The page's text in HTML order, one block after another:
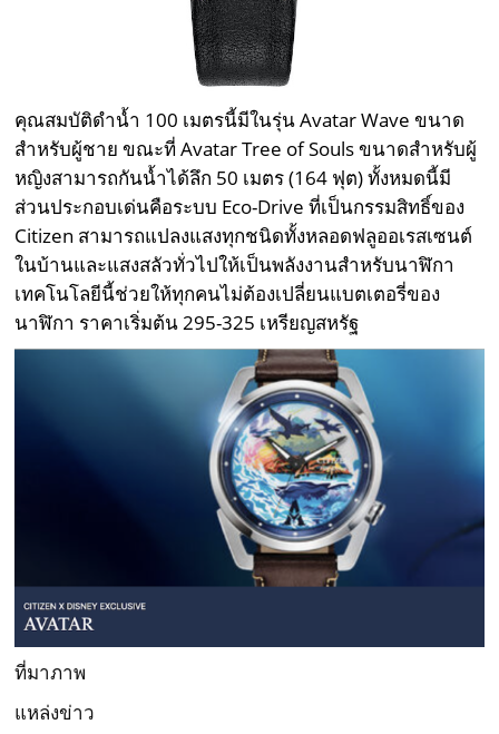
คุณสมบัติดำน้ำ 100 เมตรนี้มีในรุ่น Avatar Wave ขนาด
สำหรับผู้ชาย ขณะที่ Avatar Tree of Souls ขนาดสำหรับผู้
หญิงสามารถกันน้ำได้ลึก 50 เมตร (164 ฟุต) ทั้งหมดนี้มี
ส่วนประกอบเด่นคือระบบ Eco-Drive ที่เป็นกรรมสิทธิ์ของ
Citizen สามารถแปลงแสงทุกชนิดทั้งหลอดฟลูออเรสเซนต์
ในบ้านและแสงสลัวทั่วไปให้เป็นพลังงานสำหรับนาฬิกา
เทคโนโลยีนี้ช่วยให้ทุกคนไม่ต้องเปลี่ยนแบตเตอรี่ของ
นาฬิกา ราคาเริ่มต้น 295-325 เหรียญสหรัฐ
ที่มาภาพ
แหล่งข่าว